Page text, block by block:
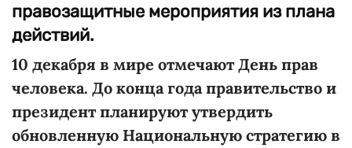
правозащитные мероприятия из плана
действий.
10 декабря в мире отмечают День прав
человека. До конца года правительство и
президент планируют утвердить
обновленную Национальную стратегию в